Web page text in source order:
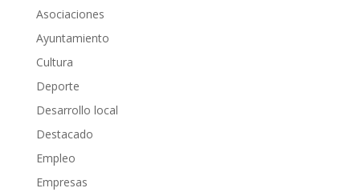
Asociaciones
Ayuntamiento
Cultura
Deporte
Desarrollo local
Destacado
Empleo
Empresas